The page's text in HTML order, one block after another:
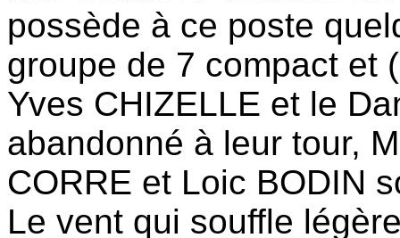
possède à ce poste
groupe de 7 compact et
Yves CHIZELLE et le
abandonné à leur tour,
CORRE et Loic BODIN
Le vent qui souffle